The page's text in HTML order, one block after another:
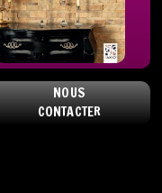
NOUS
CONTACTER